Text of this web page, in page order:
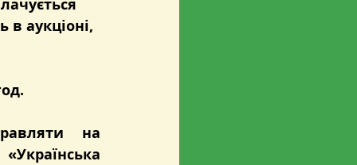
в аукціоні,
на